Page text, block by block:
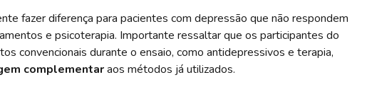
fazer diferença para pacientes com depressão que não respondem
e psicoterapia. Importante ressaltar que os participantes do
convencionais durante o ensaio, como antidepressivos e terapia,
complementaraos métodos já utilizados.